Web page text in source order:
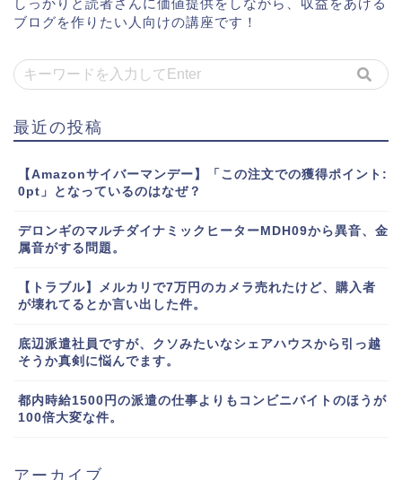
しっかりと読者さんに価値提供をしながら、収益をあげる
ブログを作りたい人向けの講座です！
最近の投稿
【Amazonサイバーマンデー】「この注文での獲得ポイント:
0pt」となっているのはなぜ？
デロンギのマルチダイナミックヒーターMDH09から異音、金
属音がする問題。
【トラブル】メルカリで7万円のカメラ売れたけど、購入者
が壊れてるとか言い出した件。
底辺派遣社員ですが、クソみたいなシェアハウスから引っ越
そうか真剣に悩んでます。
都内時給1500円の派遣の仕事よりもコンビニバイトのほうが
100倍大変な件。
アーカイブ